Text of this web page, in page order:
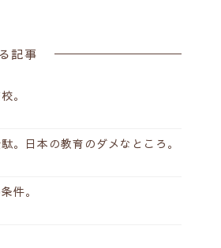
記事
。
。日本の教育のダメなところ。
件。